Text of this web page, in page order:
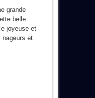
grande
belle
joyeuse et
nageurs et